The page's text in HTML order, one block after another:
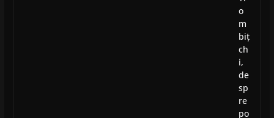
o
m
biț
ch
i,
de
sp
re
po